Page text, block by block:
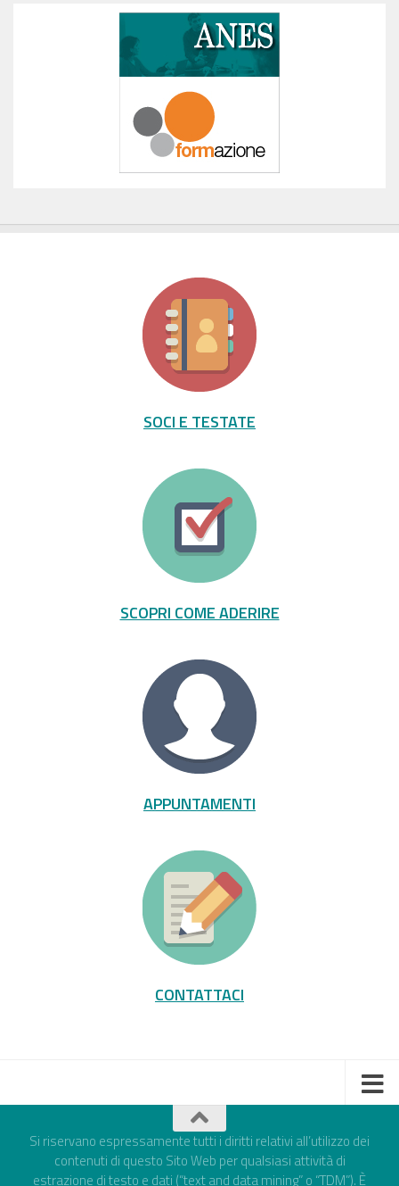
SOCI E TESTATE
SCOPRI COME ADERIRE
APPUNTAMENTI
CONTATTACI
Si riservano espressamente tutti i diritti relativi all’utilizzo dei
contenuti di questo Sito Web per qualsiasi attività di
estrazione di testo e dati (“text and data mining” o “TDM”). È